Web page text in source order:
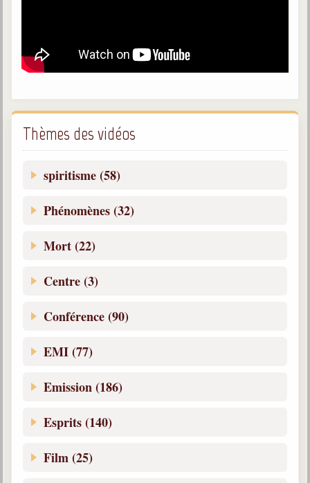
Posez votre question
Galerie photos
Filmothèque
Les Illustrés
Vidéos courtes de Divaldo
Centres spirites
Fédérations spirites
Médias spirites
Thèmes des vidéos
spiritisme (58)
Phénomènes (32)
Mort (22)
Centre (3)
Conférence (90)
EMI (77)
Emission (186)
Esprits (140)
Film (25)